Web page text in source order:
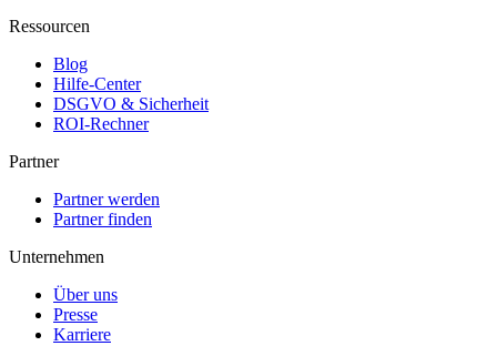
Ressourcen
Blog
Hilfe-Center
DSGVO & Sicherheit
ROI-Rechner
Partner
Partner werden
Partner finden
Unternehmen
Über uns
Presse
Karriere